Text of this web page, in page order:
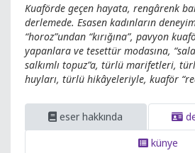
Kuaförde geçen hayata, rengârenk
derlemede. Esasen kadınların
“horoz”undan “kırığına”, pavyon
yapanlara ve tesettür modasına,
salkımlı topuz”a, türlü marifetleri,
huyları, türlü hikâyeleriyle, kuaför
eser hakkında
künye